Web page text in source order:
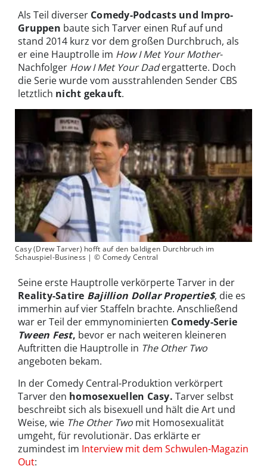
Als Teil diverser Comedy-Podcasts und Impro-
Gruppen baute sich Tarver einen Ruf auf und
stand 2014 kurz vor dem großen Durchbruch, als
er eine Hauptrolle im How I Met Your Mother-
Nachfolger How I Met Your Dadergatterte. Doch
die Serie wurde vom ausstrahlenden Sender CBS
letztlich nicht gekauft.
Casy (Drew Tarver) hofft auf den baldigen Durchbruch im
Schauspiel-Business | © Comedy Central
Seine erste Hauptrolle verkörperte Tarver in der
Reality-Satire Bajillion Dollar Propertie$, die es
immerhin auf vier Staffeln brachte. Anschließend
war er Teil der emmynominierten Comedy-Serie
Tween Fest, bevor er nach weiteren kleineren
Auftritten die Hauptrolle in The Other Two
angeboten bekam.
In der Comedy Central-Produktion verkörpert
Tarver den homosexuellen Casy. Tarver selbst
beschreibt sich als bisexuell und hält die Art und
Weise, wie The Other Two mit Homosexualität
umgeht, für revolutionär. Das erklärte er
zumindest im Interview mit dem Schwulen-Magazin
Out: